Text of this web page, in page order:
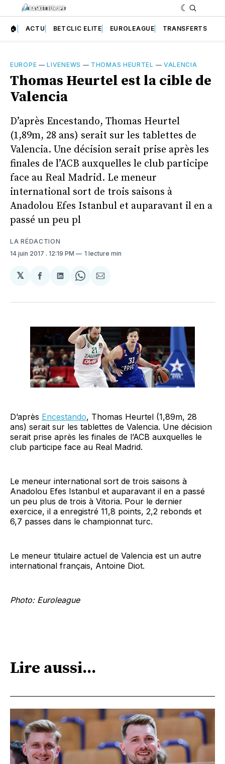
🏠 ACTU BETCLIC ELITE EUROLEAGUE TRANSFERTS
EUROPE —LIVENEWS — THOMAS HEURTEL — VALENCIA
Thomas Heurtel est la cible de
Valencia
D’après Encestando, Thomas Heurtel
(1,89m, 28 ans) serait sur les tablettes de
Valencia. Une décision serait prise après les
finales de l’ACB auxquelles le club participe
face au Real Madrid. Le meneur
international sort de trois saisons à
Anadolou Efes Istanbul et auparavant il en a
passé un peu pl
LA RÉDACTION
14 juin 2017 . 12:19 PM 1 lecture min
𝕏
Partager
Facebook
Partager
LinkedIn
Share
WhatsApp
Partager
Courriel
D’après Encestando, Thomas Heurtel (1,89m, 28
ans) serait sur les tablettes de Valencia. Une décision
serait prise après les finales de l’ACB auxquelles le
club participe face au Real Madrid.
Le meneur international sort de trois saisons à
Anadolou Efes Istanbul et auparavant il en a passé
un peu plus de trois à Vitoria. Pour le dernier
exercice, il a enregistré 11,8 points, 2,2 rebonds et
6,7 passes dans le championnat turc.
Le meneur titulaire actuel de Valencia est un autre
international français, Antoine Diot.
Photo: Euroleague
Lire aussi...